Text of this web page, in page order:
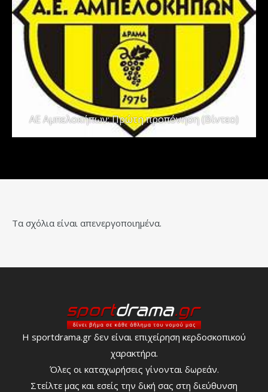
ΑΕ Αμπελοκήπων: Πρώτη προπόνηση (Βίντεο)
Τα σχόλια είναι απενεργοποιημένα.
Η sportdrama.gr δεν είναι επιχείρηση κερδοσκοπικού
χαρακτήρα.
Όλες οι καταχωρήσεις γίνονται δωρεάν.
Στείλτε μας και εσείς την δική σας στη διεύθυνση